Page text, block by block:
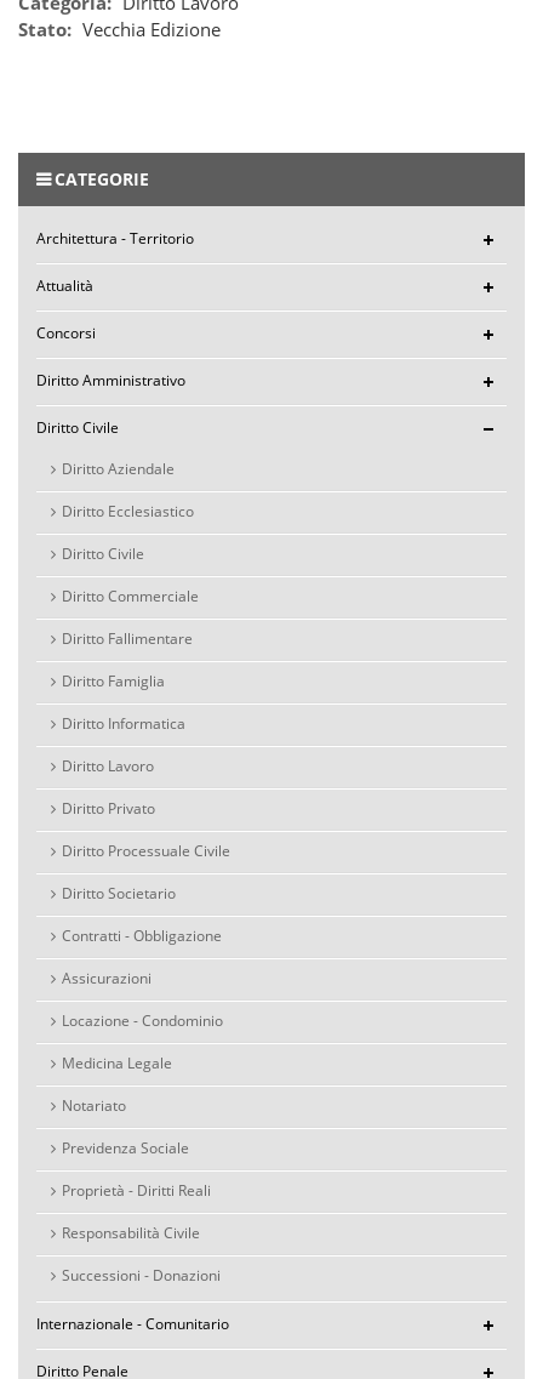
Stato: Vecchia Edizione
CATEGORIE
Architettura - Territorio
Attualità
Concorsi
Diritto Amministrativo
Diritto Civile
Diritto Aziendale
Diritto Ecclesiastico
Diritto Civile
Diritto Commerciale
Diritto Fallimentare
Diritto Famiglia
Diritto Informatica
Diritto Lavoro
Diritto Privato
Diritto Processuale Civile
Diritto Societario
Contratti - Obbligazione
Assicurazioni
Locazione - Condominio
Medicina Legale
Notariato
Previdenza Sociale
Proprietà - Diritti Reali
Responsabilità Civile
Successioni - Donazioni
Internazionale - Comunitario
Diritto Penale